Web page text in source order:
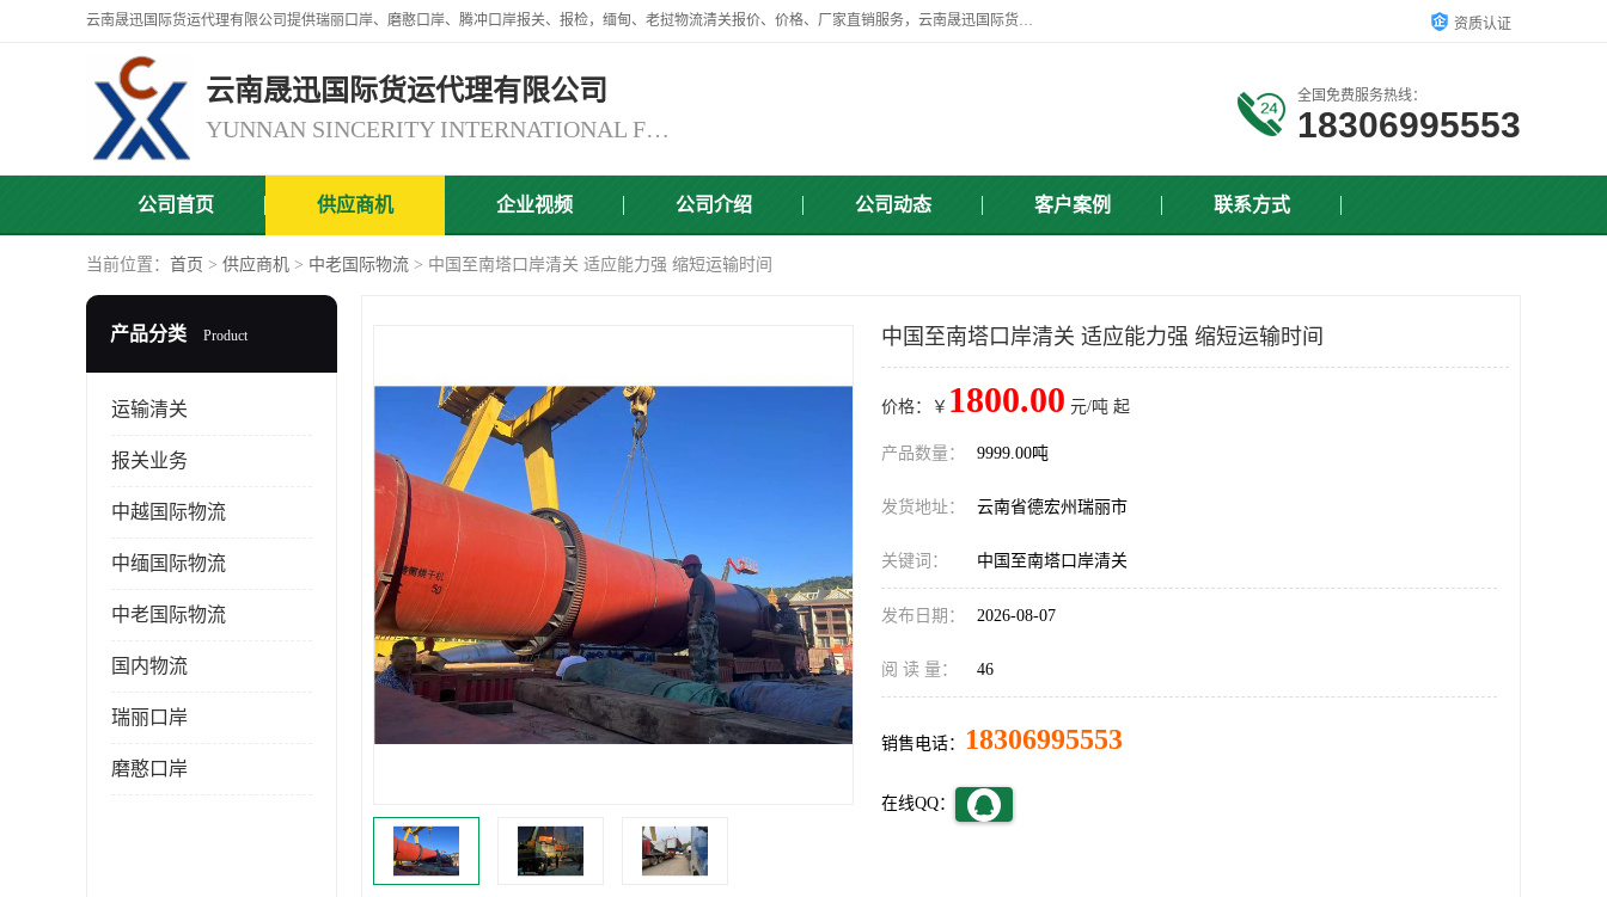
云南晟迅国际货运代理有限公司提供瑞丽口岸、磨憨口岸、腾冲口岸报关、报检，缅甸、老挝物流清关报价、价格、厂家直销服务，云南晟迅国际货运代理有限公司，由一支精通业务、经验丰富、责任心强的专业团队组建于,云南晟迅国际货运代理有限公司商铺。 资质认证
云南晟迅国际货运代理有限公司
YUNNAN SINCERITY INTERNATIONAL FREIGHT FOR WARDING CO.,LTD
全国免费服务热线：
18306995553
公司首页 供应商机 企业视频 公司介绍 公司动态 客户案例 联系方式
当前位置： 首页 > 供应商机 > 中老国际物流 > 中国至南塔口岸清关 适应能力强 缩短运输时间
产品分类 Product
运输清关
报关业务
中越国际物流
中缅国际物流
中老国际物流
国内物流
瑞丽口岸
磨憨口岸
中国至南塔口岸清关 适应能力强 缩短运输时间
价格：￥ 1800.00 元/吨 起
产品数量： 9999.00吨
发货地址： 云南省德宏州瑞丽市
关键词： 中国至南塔口岸清关
发布日期： 2026-08-07
阅 读 量： 46
销售电话： 18306995553
在线QQ：